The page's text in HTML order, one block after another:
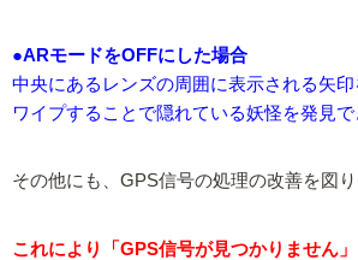
●ARモードをOFFにした場合
中央にあるレンズの周囲に表示される矢
ワイプすることで隠れている妖怪を発見で
その他にも、GPS信号の処理の改善を図り
これにより「GPS信号が見つかりません